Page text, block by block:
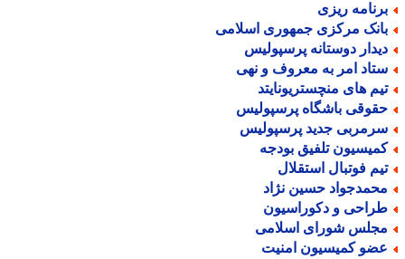
ریزی
مرکزی جمهوری اسلامی
دوستانه پرسپولیس
امر به معروف و نهی
های منچستریونایتد
باشگاه پرسپولیس
جدید پرسپولیس
تلفیق بودجه
فوتبال استقلال
حسین نژاد
و دکوراسیون
شورای اسلامی
کمیسیون امنیت